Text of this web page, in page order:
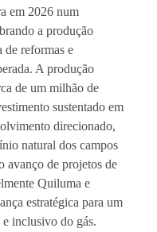
em 2026 num
a produção
de reformas e
A produção
de um milhão de
sustentado em
direcionado,
natural dos campos
avanço de projetos de
Quiluma e
estratégica para um
e inclusivo do gás.